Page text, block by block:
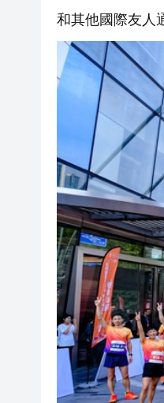
和其他國際友人